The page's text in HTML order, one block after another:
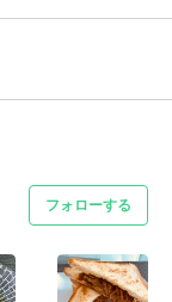
フォローする